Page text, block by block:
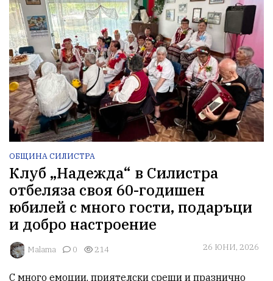
ОБЩИНА СИЛИСТРА
Клуб „Надежда“ в Силистра
отбеляза своя 60-годишен
юбилей с много гости, подаръци
и добро настроение
Malama 0 214 26 ЮНИ, 2026
С много емоции, приятелски срещи и празнично